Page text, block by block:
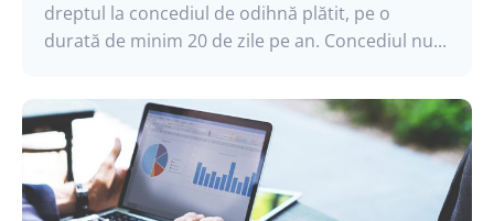
dreptul la concediul de odihnă plătit, pe o
durată de minim 20 de zile pe an. Concediul nu...